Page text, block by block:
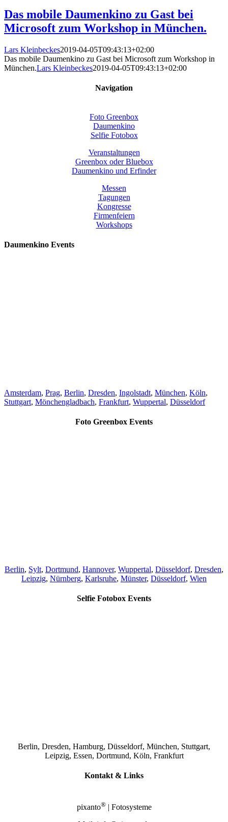
Das mobile Daumenkino zu Gast bei
Microsoft zum Workshop in München.
Lars Kleinbeckes2019-04-05T09:43:13+02:00
Das mobile Daumenkino zu Gast bei Microsoft zum Workshop in
München.Lars Kleinbeckes2019-04-05T09:43:13+02:00
Navigation
Foto Greenbox
Daumenkino
Selfie Fotobox
Veranstaltungen
Greenbox oder Bluebox
Daumenkino und Erfinder
Messen
Tagungen
Kongresse
Firmenfeiern
Workshops
Daumenkino Events
Amsterdam, Prag, Berlin, Dresden, Ingolstadt, München, Köln,
Stuttgart, Mönchengladbach, Frankfurt, Wuppertal, Düsseldorf
Foto Greenbox Events
Berlin, Sylt, Dortmund, Hannover, Wuppertal, Düsseldorf, Dresden,
Leipzig, Nürnberg, Karlsruhe, Münster, Düsseldorf, Wien
Selfie Fotobox Events
Berlin, Dresden, Hamburg, Düsseldorf, München, Stuttgart,
Leipzig, Essen, Dortmund, Köln, Frankfurt
Kontakt & Links
pixanto®| Fotosysteme